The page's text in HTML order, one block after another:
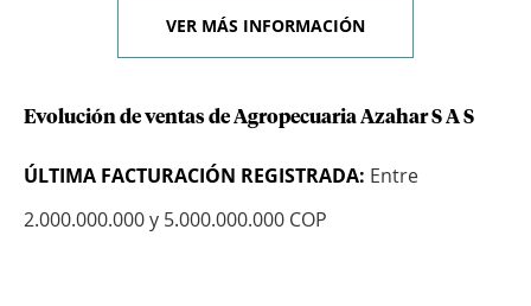
VER MÁS INFORMACIÓN
Evolución de ventas de Agropecuaria Azahar S A S
ÚLTIMA FACTURACIÓN REGISTRADA: Entre
2.000.000.000 y 5.000.000.000 COP